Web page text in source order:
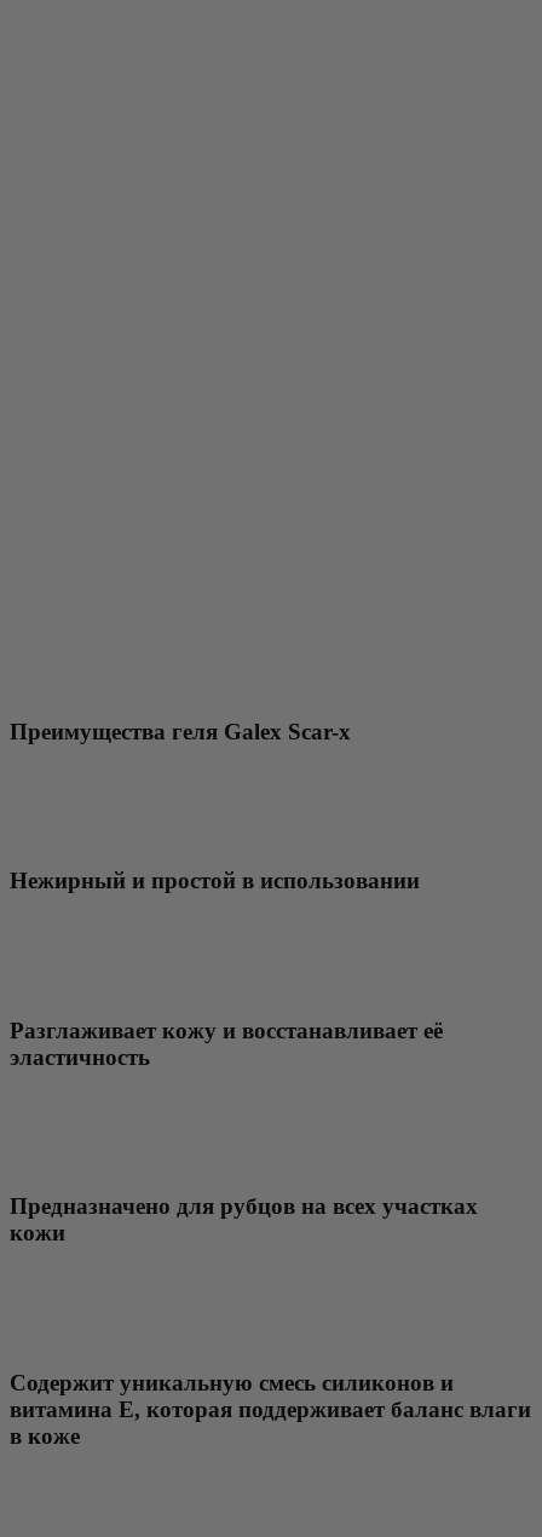
Преимущества геля Galex Scar-x
Нежирный и простой в использовании
Разглаживает кожу и восстанавливает её
эластичность
Предназначено для рубцов на всех участках
кожи
Содержит уникальную смесь силиконов и
витамина E, которая поддерживает баланс влаги
в коже